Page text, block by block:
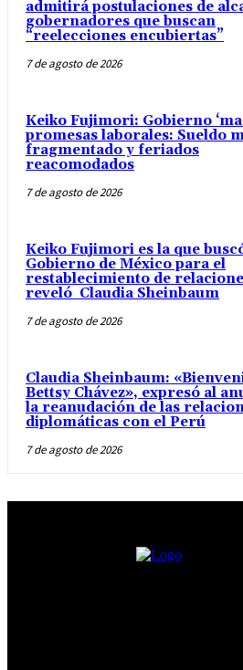
admitirá postulaciones de
gobernadores que buscan
“reelecciones encubiertas”
7 de agosto de 2026
Keiko Fujimori: Gobierno
promesas laborales: Sueldo
fragmentado y feriados
reacomodados
7 de agosto de 2026
Keiko Fujimori es la que
Gobierno de México para el
restablecimiento de
reveló Claudia Sheinbaum
7 de agosto de 2026
Claudia Sheinbaum:
Bettsy Chávez», expresó al
la reanudación de las
diplomáticas con el Perú
7 de agosto de 2026